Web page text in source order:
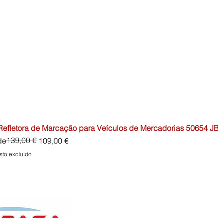
de Marcação para Veículos de Mercadorias 50654
139,00 € 109,00 €
de oferta
excluido